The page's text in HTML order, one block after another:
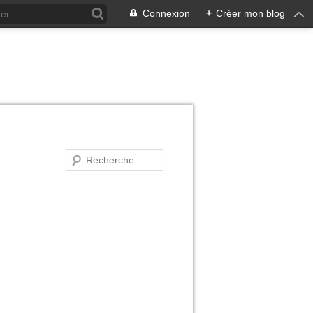
Connexion + Créer mon blog